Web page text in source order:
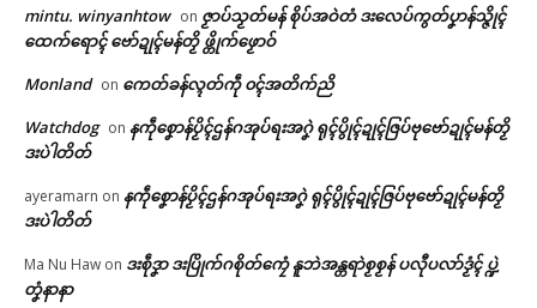
mintu. winyanhtow on ဇၟာပ်သၟတ်မန် စိုပ်အဝဲတံ ဒးလေပ်ကွတ်ပၞာန်သ္ဇိုၚ်
ထေက်ရောၚ် ဗော်ဍုၚ်မန်တၟိ ဖ္တိုက်ဖၟောဝ်
Monland on ကေတ်ခန်လ္ၚတ်ကဵု ၀ၚ်အတိက်ညိ
Watchdog on နကဵုစၞောန်ပၟိၚ်ဌန်ဂအုပ်ရးအဂၞဲ ရုၚ်ပွိုၚ်ဍုၚ်ဇြပ်ဗုဗော်ဍုၚ်မန်တၟိ
ဒးပဲါတိတ်
ayeramarn on နကဵုစၞောန်ပၟိၚ်ဌန်ဂအုပ်ရးအဂၞဲ ရုၚ်ပွိုၚ်ဍုၚ်ဇြပ်ဗုဗော်ဍုၚ်မန်တၟိ
ဒးပဲါတိတ်
Ma Nu Haw on ဒးစဵုဒၞာ ဒးပြိုက်ဂစိုတ်ကၠေံ နူဘဲအန္တရာဲစၟစၟန် ပလီုပလာ်ဒၟံၚ် ပ္ဍဲ
တၞံနာနာ